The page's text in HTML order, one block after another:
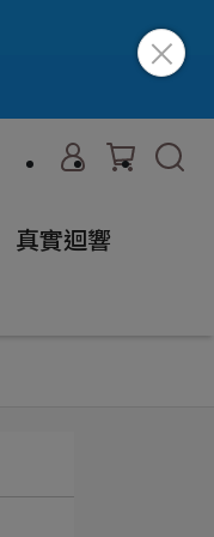
真實迴響